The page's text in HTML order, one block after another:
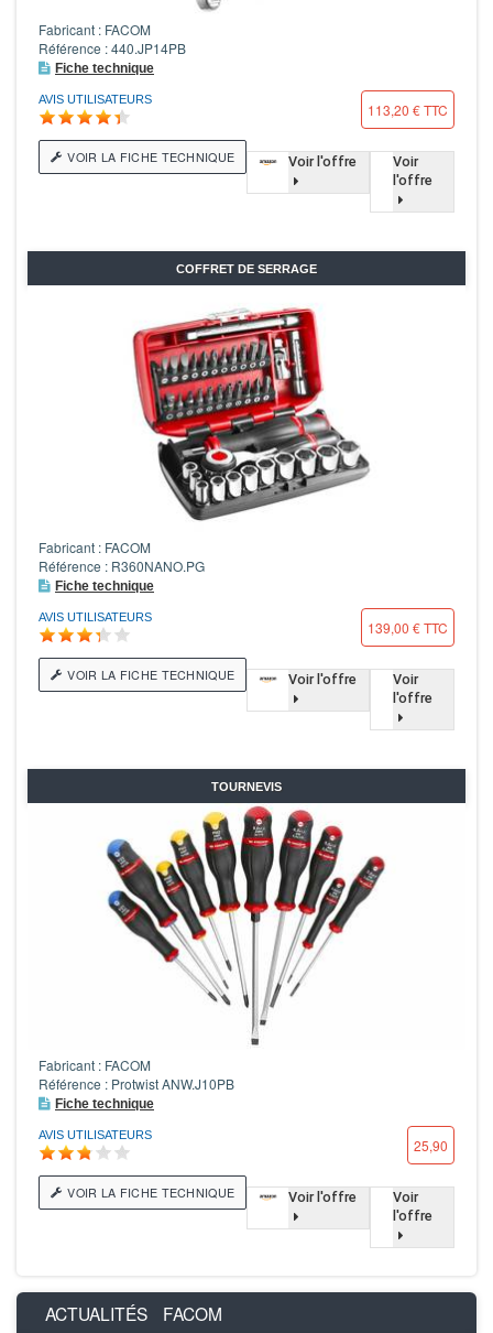
Fabricant : FACOM
Référence : 440.JP14PB
Fiche technique
AVIS UTILISATEURS
113,20 € TTC
VOIR LA FICHE TECHNIQUE Voir l'offre
Voir
l'offre
COFFRET DE SERRAGE
Fabricant : FACOM
Référence : R360NANO.PG
Fiche technique
AVIS UTILISATEURS
139,00 € TTC
VOIR LA FICHE TECHNIQUE Voir l'offre
Voir
l'offre
TOURNEVIS
Fabricant : FACOM
Référence : Protwist ANW.J10PB
Fiche technique
AVIS UTILISATEURS
25,90
VOIR LA FICHE TECHNIQUE Voir l'offre
Voir
l'offre
ACTUALITÉS FACOM